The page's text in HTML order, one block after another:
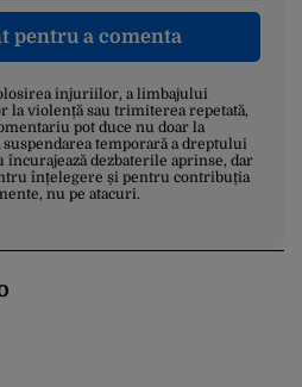
pentru a comenta
injuriilor, a limbajului
la violență sau trimiterea repetată,
pot duce nu doar la
temporară a dreptului
încurajează dezbaterile aprinse, dar
înțelegere și pentru contribuția
nu pe atacuri.